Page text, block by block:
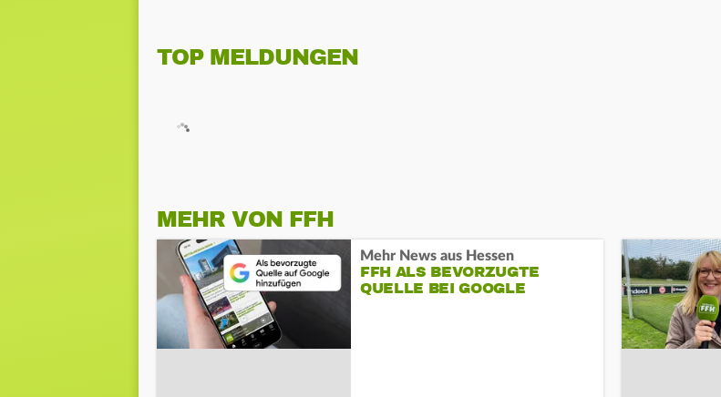
TOP MELDUNGEN
MEHR VON FFH
Mehr News aus Hessen
FFH ALS BEVORZUGTE
QUELLE BEI GOOGLE